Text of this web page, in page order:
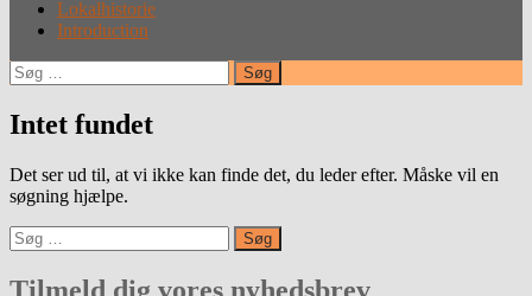
Lokalhistorie
Introduction
Søg
efter:
Intet fundet
Det ser ud til, at vi ikke kan finde det, du leder efter. Måske vil en
søgning hjælpe.
Søg
efter:
Tilmeld dig vores nyhedsbrev